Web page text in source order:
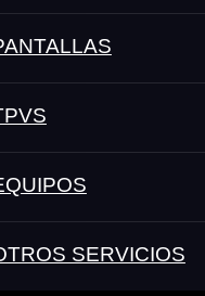
SERVICIOS